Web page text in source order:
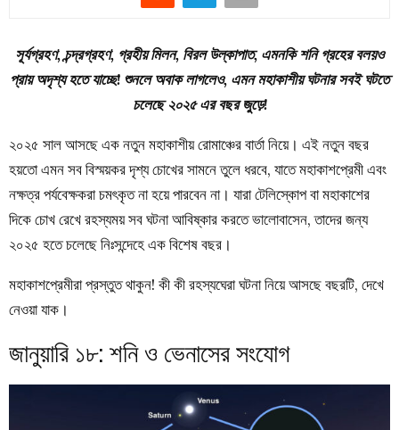
সূর্যগ্রহণ, চন্দ্রগ্রহণ, গ্রহীয় মিলন, বিরল উল্কাপাত, এমনকি শনি গ্রহের বলয়ও
প্রায় অদৃশ্য হতে যাচ্ছে! শুনলে অবাক লাগলেও, এমন মহাকাশীয় ঘটনার সবই ঘটতে
চলেছে ২০২৫ এর বছর জুড়ে!
২০২৫ সাল আসছে এক নতুন মহাকাশীয় রোমাঞ্চের বার্তা নিয়ে। এই নতুন বছর
হয়তো এমন সব বিস্ময়কর দৃশ্য চোখের সামনে তুলে ধরবে, যাতে মহাকাশপ্রেমী এবং
নক্ষত্র পর্যবেক্ষকরা চমৎকৃত না হয়ে পারবেন না। যারা টেলিস্কোপ বা মহাকাশের
দিকে চোখ রেখে রহস্যময় সব ঘটনা আবিষ্কার করতে ভালোবাসেন, তাদের জন্য
২০২৫ হতে চলেছে নিঃসন্দেহে এক বিশেষ বছর।
মহাকাশপ্রেমীরা প্রস্তুত থাকুন! কী কী রহস্যঘেরা ঘটনা নিয়ে আসছে বছরটি, দেখে
নেওয়া যাক।
জানুয়ারি ১৮: শনি ও ভেনাসের সংযোগ